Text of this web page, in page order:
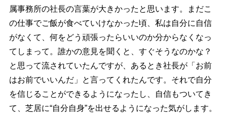
属事務所の社長の言葉が大きかったと思います。まだこ
の仕事でご飯が食べていけなかった頃、私は自分に自信
がなくて、何をどう頑張ったらいいのか分からなくなっ
てしまって。誰かの意見を聞くと、すぐそうなのかな？
と思って流されていたんですが、あるとき社長が「お前
はお前でいいんだ」と言ってくれたんです。それで自分
を信じることができるようになったし、自信もついてき
て、芝居に“自分自身”を出せるようになった気がします。